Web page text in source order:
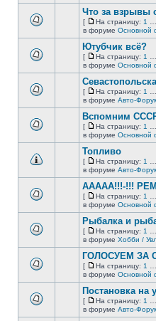
непрочитанных
непрочитанных
сообщений.
этой
непрочитанных
сообщений.
Что за взрывы
[
На
страницу
На страницу: 1
в форуме Основной
этой
непрочитанных
сообщений.
Ютубчик всё?
[
На
страницу
На страницу: 1
в форуме Основной
этой
непрочитанных
сообщений.
[
На
страницу
На страницу: 1
в форуме Авто-
этой
непрочитанных
Вспомним
[
На
страницу
На страницу: 1
в форуме Основной
этой
непрочитанных
сообщений.
Топливо
[
На
страницу
На страницу: 1
в форуме Авто-
этой
непрочитанных
сообщений.
ААААА!!!-!!!
[
На
страницу
На страницу: 1
в форуме Основной
этой
непрочитанных
сообщений.
Рыбалка и
[
На
страницу
На страницу: 1
в форуме Хобби /
этой
непрочитанных
ГОЛОСУЕМ ЗА
[
На
страницу
На страницу: 1
в форуме Основной
этой
Постановка на
[
На
страницу
На страницу: 1
в форуме Авто-